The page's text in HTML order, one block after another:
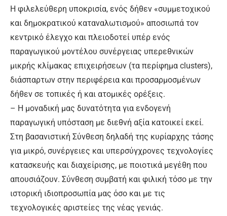
Η φιλελεύθερη υποκρισία, ενός δήθεν «συμμετοχικού
και δημοκρατικού καταναλωτισμού» αποσιωπά τον
κεντρικό έλεγχο και πλειοδοτεί υπέρ ενός
παραγωγικού μοντέλου συνέργειας υπερεθνικών
μικρής κλίμακας επιχειρήσεων (τα περίφημα clusters),
διάσπαρτων στην περιφέρεια και προσαρμοσμένων
δήθεν σε τοπικές ή και ατομικές ορέξεις.
– Η μοναδική μας δυνατότητα για ενδογενή
παραγωγική υπόσταση με διεθνή αξία κατοικεί εκεί.
Στη βασανιστική Σύνθεση δηλαδή της κυρίαρχης τάσης
για μικρό, συνέργειες και υπερσύγχρονες τεχνολογίες
κατασκευής και διαχείρισης, με ποιοτικά μεγέθη που
απουσιάζουν. Σύνθεση συμβατή και φιλική τόσο με την
ιστορική ιδιοπροσωπία μας όσο και με τις
τεχνολογικές αριστείες της νέας γενιάς.